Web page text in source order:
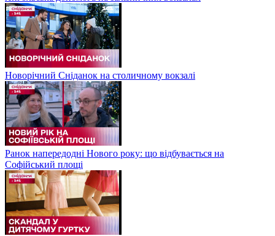
Новорічний Сніданок на столичному вокзалі
Ранок напередодні Нового року: що відбувається на
Софійський площі